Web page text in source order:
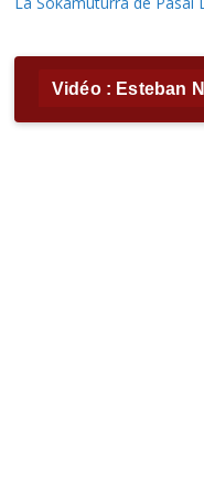
Vidéo : Esteban